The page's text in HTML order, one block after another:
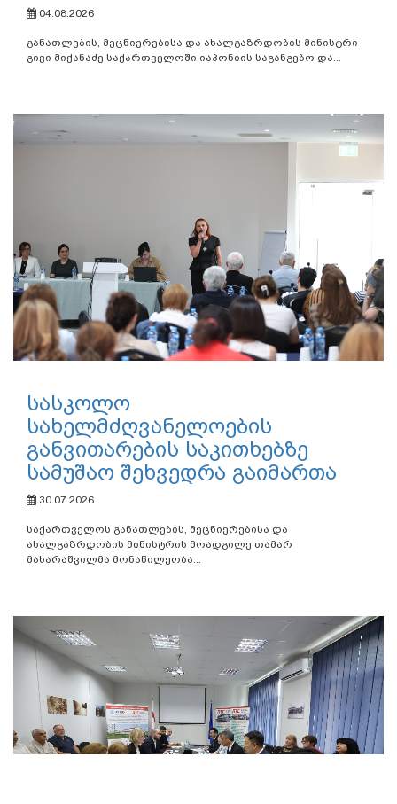
04.08.2026
განათლების, მეცნიერებისა და ახალგაზრდობის მინისტრი
გივი მიქანაძე საქართველოში იაპონიის საგანგებო და...
სასკოლო
სახელმძღვანელოების
განვითარების საკითხებზე
სამუშაო შეხვედრა გაიმართა
30.07.2026
საქართველოს განათლების, მეცნიერებისა და
ახალგაზრდობის მინისტრის მოადგილე თამარ
მახარაშვილმა მონაწილეობა...